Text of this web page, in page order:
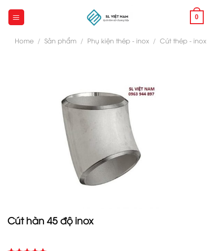
0
Home / Sản phẩm / Phụ kiện thép - inox / Cút thép - inox
Cút hàn 45 độ inox